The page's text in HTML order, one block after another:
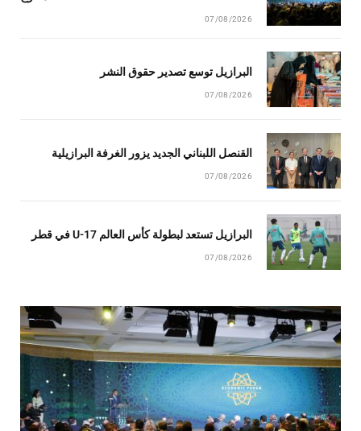
07/08/2026
البرازيل توسع تصدير حقوق النشر
07/08/2026
القنصل اللبناني الجديد يزور الغرفة البرازيلية
07/08/2026
البرازيل تستعد لبطولة كأس العالم U-17 في قطر
07/08/2026